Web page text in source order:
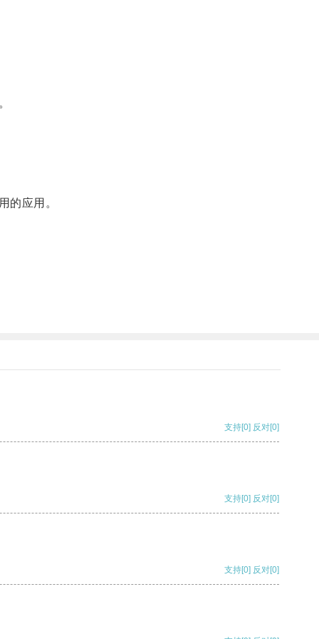
的应用。
支持[0] 反对[0]
支持[0] 反对[0]
支持[0] 反对[0]